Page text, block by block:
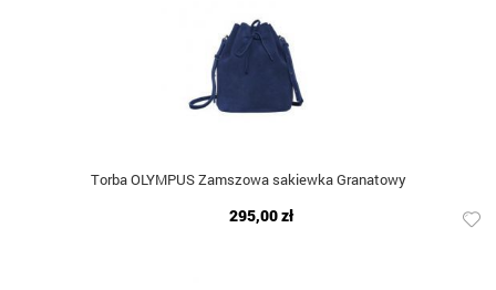
Torba OLYMPUS Zamszowa sakiewka Granatowy
295,00 zł